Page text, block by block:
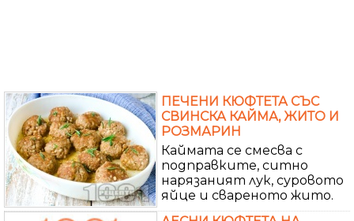
ПЕЧЕНИ КЮФТЕТА СЪС
СВИНСКА КАЙМА, ЖИТО И
РОЗМАРИН
Каймата се смесва с
подправките, ситно
нарязаният лук, суровото
яйце и свареното жито.